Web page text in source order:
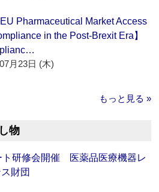
Pharmaceutical Market Access
in the Post-Brexit Era】
月23日 (木)
もっと見る »
物
ト研修会開催 医薬品医療機器レ
財団